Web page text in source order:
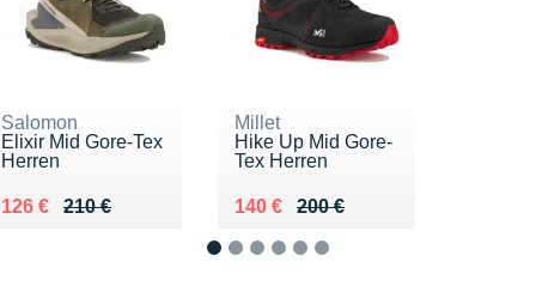
Salomon
Elixir Mid Gore-Tex
Herren
210 €
Au lieu de 210 €
126 €
Vendu 126 €
Millet
Hike Up Mid Gore-
Tex Herren
200 €
Au lieu de 200 €
140 €
Vendu 140 €